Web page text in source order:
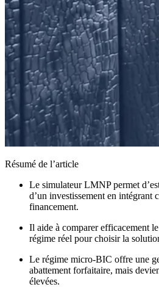
Résumé de l’article
Le simulateur LMNP permet
d’un investissement en intégrant
financement.
Il aide à comparer efficacement
régime réel pour choisir la
Le régime micro-BIC offre une
abattement forfaitaire, mais
élevées.